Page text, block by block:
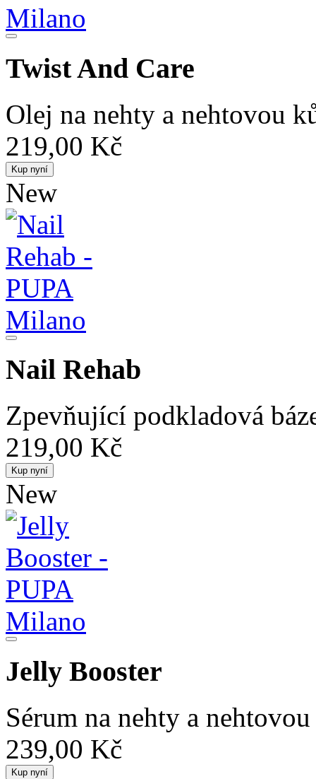
Twist And Care
Olej na nehty a nehtovou
219,00 Kč
Kup nyní
New
Nail Rehab
Zpevňující podkladová
219,00 Kč
Kup nyní
New
Jelly Booster
Sérum na nehty a
239,00 Kč
Kup nyní